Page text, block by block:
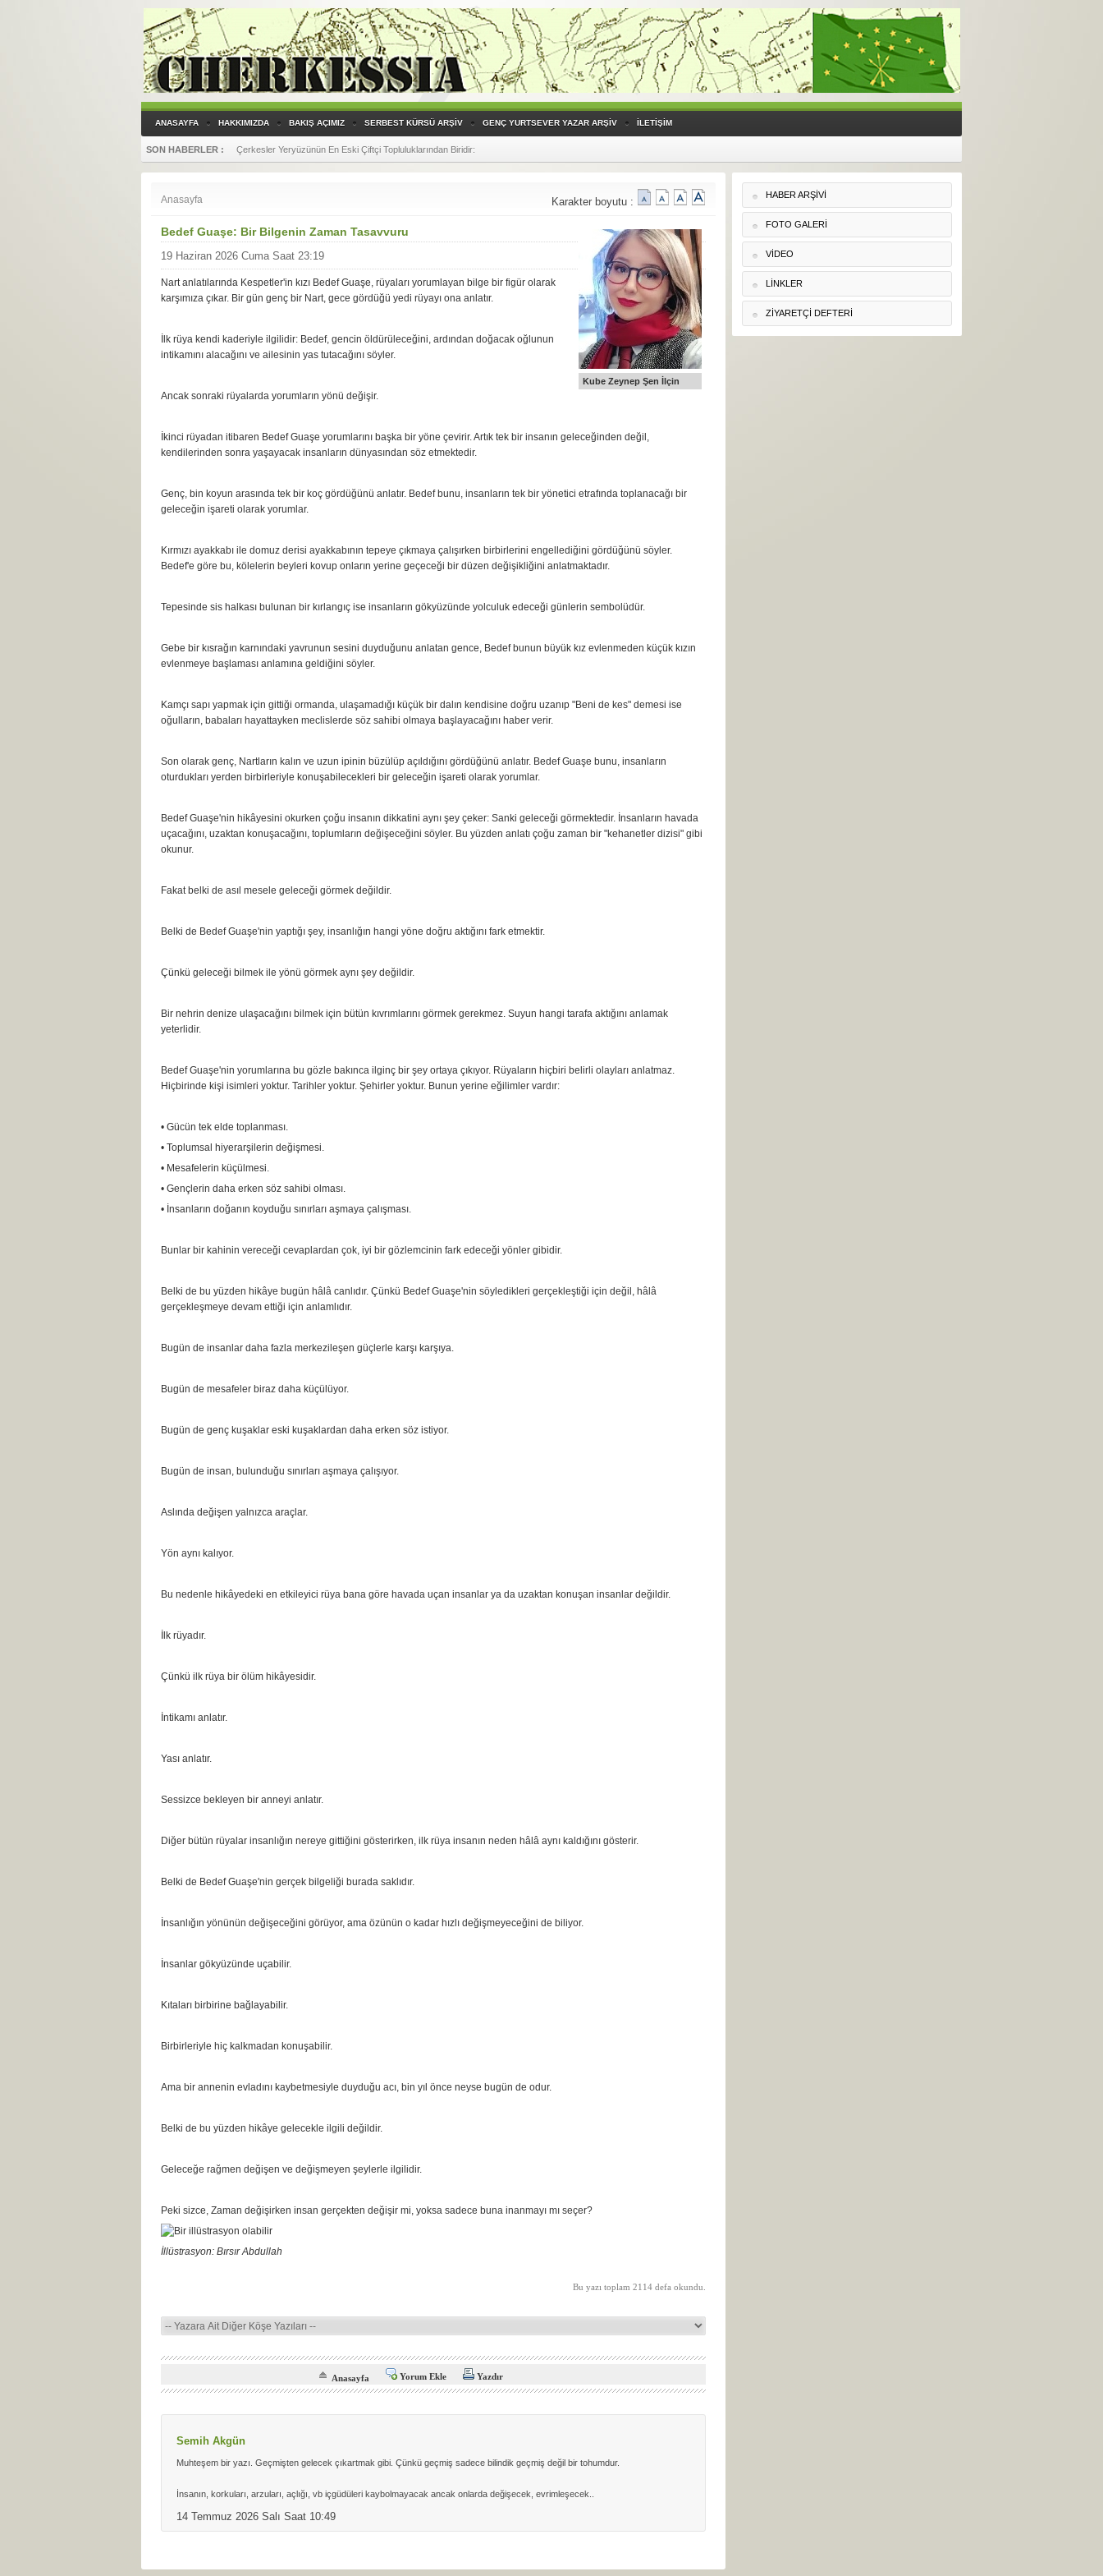
ANASAYFA HAKKIMIZDA BAKIŞ AÇIMIZ SERBEST KÜRSÜ ARŞİV GENÇ YURTSEVER YAZAR ARŞİV İLETİŞİM
SON HABERLER : Çerkesler Yeryüzünün En Eski Çiftçi Topluluklarından Biridir:
SON HABERLER :
Anasayfa Karakter boyutu :
Kube Zeynep Şen İlçin
Bedef Guaşe: Bir Bilgenin Zaman Tasavvuru
19 Haziran 2026 Cuma Saat 23:19
Nart anlatılarında Kespetler'in kızı Bedef Guaşe, rüyaları yorumlayan bilge bir figür olarak
karşımıza çıkar. Bir gün genç bir Nart, gece gördüğü yedi rüyayı ona anlatır.
İlk rüya kendi kaderiyle ilgilidir: Bedef, gencin öldürüleceğini, ardından doğacak oğlunun
intikamını alacağını ve ailesinin yas tutacağını söyler.
Ancak sonraki rüyalarda yorumların yönü değişir.
İkinci rüyadan itibaren Bedef Guaşe yorumlarını başka bir yöne çevirir. Artık tek bir insanın geleceğinden değil,
kendilerinden sonra yaşayacak insanların dünyasından söz etmektedir.
Genç, bin koyun arasında tek bir koç gördüğünü anlatır. Bedef bunu, insanların tek bir yönetici etrafında toplanacağı bir
geleceğin işareti olarak yorumlar.
Kırmızı ayakkabı ile domuz derisi ayakkabının tepeye çıkmaya çalışırken birbirlerini engellediğini gördüğünü söyler.
Bedef'e göre bu, kölelerin beyleri kovup onların yerine geçeceği bir düzen değişikliğini anlatmaktadır.
Tepesinde sis halkası bulunan bir kırlangıç ise insanların gökyüzünde yolculuk edeceği günlerin sembolüdür.
Gebe bir kısrağın karnındaki yavrunun sesini duyduğunu anlatan gence, Bedef bunun büyük kız evlenmeden küçük kızın
evlenmeye başlaması anlamına geldiğini söyler.
Kamçı sapı yapmak için gittiği ormanda, ulaşamadığı küçük bir dalın kendisine doğru uzanıp "Beni de kes" demesi ise
oğulların, babaları hayattayken meclislerde söz sahibi olmaya başlayacağını haber verir.
Son olarak genç, Nartların kalın ve uzun ipinin büzülüp açıldığını gördüğünü anlatır. Bedef Guaşe bunu, insanların
oturdukları yerden birbirleriyle konuşabilecekleri bir geleceğin işareti olarak yorumlar.
Bedef Guaşe'nin hikâyesini okurken çoğu insanın dikkatini aynı şey çeker: Sanki geleceği görmektedir. İnsanların havada
uçacağını, uzaktan konuşacağını, toplumların değişeceğini söyler. Bu yüzden anlatı çoğu zaman bir "kehanetler dizisi" gibi
okunur.
Fakat belki de asıl mesele geleceği görmek değildir.
Belki de Bedef Guaşe'nin yaptığı şey, insanlığın hangi yöne doğru aktığını fark etmektir.
Çünkü geleceği bilmek ile yönü görmek aynı şey değildir.
Bir nehrin denize ulaşacağını bilmek için bütün kıvrımlarını görmek gerekmez. Suyun hangi tarafa aktığını anlamak
yeterlidir.
Bedef Guaşe'nin yorumlarına bu gözle bakınca ilginç bir şey ortaya çıkıyor. Rüyaların hiçbiri belirli olayları anlatmaz.
Hiçbirinde kişi isimleri yoktur. Tarihler yoktur. Şehirler yoktur. Bunun yerine eğilimler vardır:
• Gücün tek elde toplanması.
• Toplumsal hiyerarşilerin değişmesi.
• Mesafelerin küçülmesi.
• Gençlerin daha erken söz sahibi olması.
• İnsanların doğanın koyduğu sınırları aşmaya çalışması.
Bunlar bir kahinin vereceği cevaplardan çok, iyi bir gözlemcinin fark edeceği yönler gibidir.
Belki de bu yüzden hikâye bugün hâlâ canlıdır. Çünkü Bedef Guaşe'nin söyledikleri gerçekleştiği için değil, hâlâ
gerçekleşmeye devam ettiği için anlamlıdır.
Bugün de insanlar daha fazla merkezileşen güçlerle karşı karşıya.
Bugün de mesafeler biraz daha küçülüyor.
Bugün de genç kuşaklar eski kuşaklardan daha erken söz istiyor.
Bugün de insan, bulunduğu sınırları aşmaya çalışıyor.
Aslında değişen yalnızca araçlar.
Yön aynı kalıyor.
Bu nedenle hikâyedeki en etkileyici rüya bana göre havada uçan insanlar ya da uzaktan konuşan insanlar değildir.
İlk rüyadır.
Çünkü ilk rüya bir ölüm hikâyesidir.
İntikamı anlatır.
Yası anlatır.
Sessizce bekleyen bir anneyi anlatır.
Diğer bütün rüyalar insanlığın nereye gittiğini gösterirken, ilk rüya insanın neden hâlâ aynı kaldığını gösterir.
Belki de Bedef Guaşe'nin gerçek bilgeliği burada saklıdır.
İnsanlığın yönünün değişeceğini görüyor, ama özünün o kadar hızlı değişmeyeceğini de biliyor.
İnsanlar gökyüzünde uçabilir.
Kıtaları birbirine bağlayabilir.
Birbirleriyle hiç kalkmadan konuşabilir.
Ama bir annenin evladını kaybetmesiyle duyduğu acı, bin yıl önce neyse bugün de odur.
Belki de bu yüzden hikâye gelecekle ilgili değildir.
Geleceğe rağmen değişen ve değişmeyen şeylerle ilgilidir.
Peki sizce, Zaman değişirken insan gerçekten değişir mi, yoksa sadece buna inanmayı mı seçer?
İllüstrasyon: Bırsır Abdullah
Bu yazı toplam 2114 defa okundu.
Anasayfa Yorum Ekle Yazdır
Semih Akgün
Muhteşem bir yazı. Geçmişten gelecek çıkartmak gibi. Çünkü geçmiş sadece bilindik geçmiş değil bir tohumdur.
İnsanın, korkuları, arzuları, açlığı, vb içgüdüleri kaybolmayacak ancak onlarda değişecek, evrimleşecek..
14 Temmuz 2026 Salı Saat 10:49
HABER ARŞIVI
FOTO GALERI
VIDEO
LINKLER
ZIYARETÇI DEFTERI